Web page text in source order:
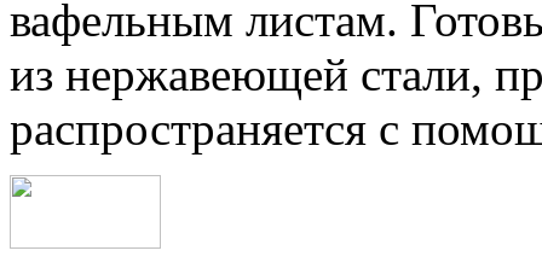
вафельным листам.
из нержавеющей стали,
распространяется с